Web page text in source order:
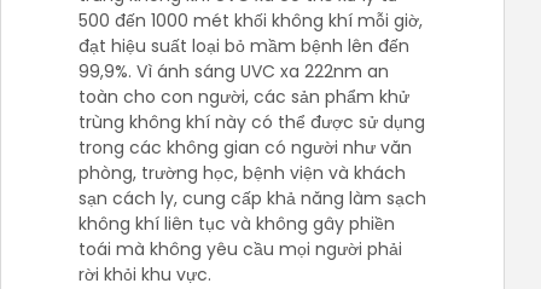
500 đến 1000 mét khối không khí mỗi giờ,
đạt hiệu suất loại bỏ mầm bệnh lên đến
99,9%. Vì ánh sáng UVC xa 222nm an
toàn cho con người, các sản phẩm khử
trùng không khí này có thể được sử dụng
trong các không gian có người như văn
phòng, trường học, bệnh viện và khách
sạn cách ly, cung cấp khả năng làm sạch
không khí liên tục và không gây phiền
toái mà không yêu cầu mọi người phải
rời khỏi khu vực.